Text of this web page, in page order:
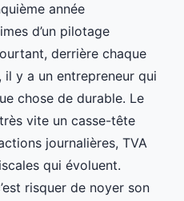
année
d’un pilotage
derrière chaque
y a un entrepreneur qui
chose de durable. Le
vite un casse-tête
journalières, TVA
qui évoluent.
risquer de noyer son